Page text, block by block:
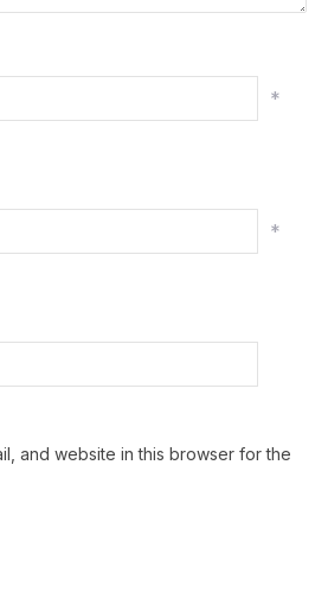
*
*
and website in this browser for the